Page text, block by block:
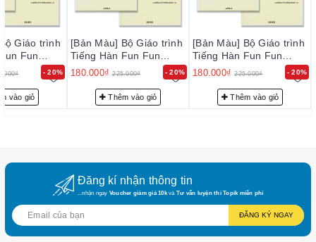
- 20%
Giáo trình
Fun
미 있는 한
vào giỏ
- 20%
[Bản Màu] Bộ Giáo trình
Tiếng Hàn Fun Fun
Korean 6 - 재미 있는 한
180.000₫ 225.000₫
Thêm vào giỏ
- 20%
[Bản Màu] Bộ Giáo trình
Tiếng Hàn Fun Fun
Korean 6 - 재미 있는 한
180.000₫ 225.000₫
Thêm vào giỏ
Đăng kí nhận thông tin
...nhận ngay Voucher giảm giá 10kvà Tư vấn luyện thi Topik miễn phí
ĐĂNG KÝ NGAY